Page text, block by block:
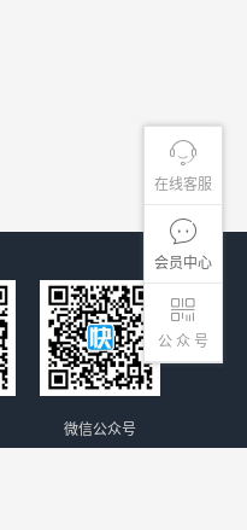
在线客服
会员中心
公 众 号
微信公众号